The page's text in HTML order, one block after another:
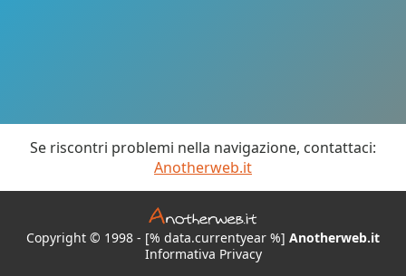
Se riscontri problemi nella navigazione, contattaci:
Anotherweb.it
Copyright © 1998 - [% data.currentyear %] Anotherweb.it
Informativa Privacy